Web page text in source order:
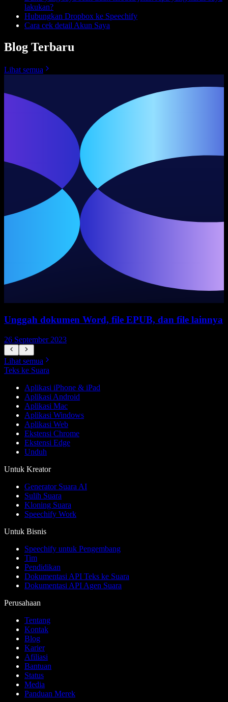
lakukan?
Hubungkan Dropbox ke Speechify
Cara cek detail Akun Saya
Blog Terbaru
Lihat semua
Unggah dokumen Word, file EPUB, dan file lainnya
26 September 2023
Lihat semua
Teks ke Suara
Aplikasi iPhone & iPad
Aplikasi Android
Aplikasi Mac
Aplikasi Windows
Aplikasi Web
Ekstensi Chrome
Ekstensi Edge
Unduh
Untuk Kreator
Generator Suara AI
Sulih Suara
Kloning Suara
Speechify Work
Untuk Bisnis
Speechify untuk Pengembang
Tim
Pendidikan
Dokumentasi API Teks ke Suara
Dokumentasi API Agen Suara
Perusahaan
Tentang
Kontak
Blog
Karier
Afiliasi
Bantuan
Status
Media
Panduan Merek